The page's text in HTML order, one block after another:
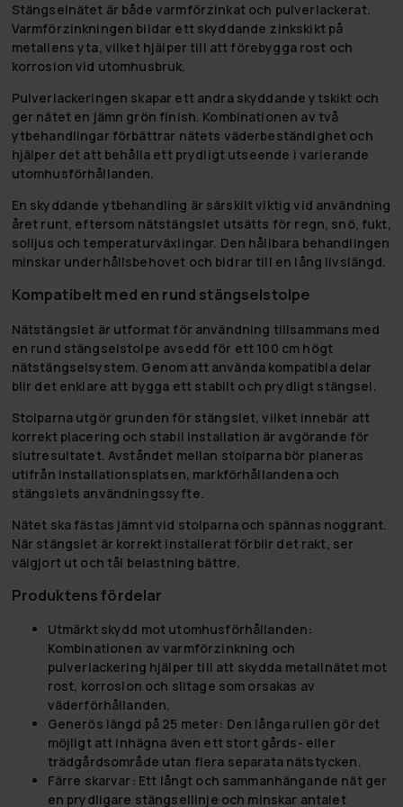
Stängselnätet är både varmförzinkat och pulverlackerat.
Varmförzinkningen bildar ett skyddande zinkskikt på
metallens yta, vilket hjälper till att förebygga rost och
korrosion vid utomhusbruk.
Pulverlackeringen skapar ett andra skyddande ytskikt och
ger nätet en jämn grön finish. Kombinationen av två
ytbehandlingar förbättrar nätets väderbeständighet och
hjälper det att behålla ett prydligt utseende i varierande
utomhusförhållanden.
En skyddande ytbehandling är särskilt viktig vid användning
året runt, eftersom nätstängslet utsätts för regn, snö, fukt,
solljus och temperaturväxlingar. Den hållbara behandlingen
minskar underhållsbehovet och bidrar till en lång livslängd.
Kompatibelt med en rund stängselstolpe
Nätstängslet är utformat för användning tillsammans med
en rund stängselstolpe avsedd för ett 100 cm högt
nätstängselsystem. Genom att använda kompatibla delar
blir det enklare att bygga ett stabilt och prydligt stängsel.
Stolparna utgör grunden för stängslet, vilket innebär att
korrekt placering och stabil installation är avgörande för
slutresultatet. Avståndet mellan stolparna bör planeras
utifrån installationsplatsen, markförhållandena och
stängslets användningssyfte.
Nätet ska fästas jämnt vid stolparna och spännas noggrant.
När stängslet är korrekt installerat förblir det rakt, ser
välgjort ut och tål belastning bättre.
Produktens fördelar
Utmärkt skydd mot utomhusförhållanden:
Kombinationen av varmförzinkning och
pulverlackering hjälper till att skydda metallnätet mot
rost, korrosion och slitage som orsakas av
väderförhållanden.
Generös längd på 25 meter: Den långa rullen gör det
möjligt att inhägna även ett stort gårds- eller
trädgårdsområde utan flera separata nätstycken.
Färre skarvar: Ett långt och sammanhängande nät ger
en prydligare stängsellinje och minskar antalet